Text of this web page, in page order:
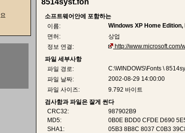
8514syst.fon
소프트웨어안에 포함하는
이름:
Windows XP Home
면허:
상업
정보 연결:
http://www.microsoft.com/
파일 세부사항
파일 경로:
C:\WINDOWS\Fonts \
파일 날짜:
2002-08-29 14:00:00
파일 사이즈:
9.792 바이트
검사함과 파일은 잘게 썬다
CRC32:
987902B9
MD5:
0B0E BDD0 CFDE D690
SHA1:
05B3 8B8C 8037 C0B3